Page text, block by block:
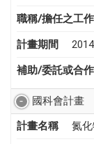
職稱/擔任之工作
計畫期間
補助/委託或合
國科會計畫
計畫名稱
氮